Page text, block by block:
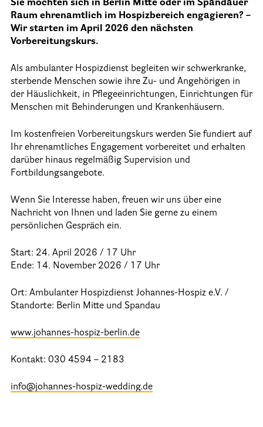
Informationen
Besondere Situationen
Betreuung Zuhause
Betreuung im stationären Hospiz
Kinder und Jugendliche
Betreuung im Krankenhaus
Patientenverfügung – Vorsorgevollmacht –
Flyer und Broschüren zum Download
Veranstaltungen
Berliner Hospizaktionen
Berliner Hospizforen
Aktion: Letzte Wünsche Wand
Ehrenamt
Sie möchten sich in Berlin Mitte oder im Spandauer
Raum ehrenamtlich im Hospizbereich engagieren? –
Wir starten im April 2026 den nächsten
Vorbereitungskurs.
Als ambulanter Hospizdienst begleiten wir schwerkranke,
sterbende Menschen sowie ihre Zu- und Angehörigen in
der Häuslichkeit, in Pflegeeinrichtungen, Einrichtungen für
Menschen mit Behinderungen und Krankenhäusern.
Im kostenfreien Vorbereitungskurs werden Sie fundiert auf
Ihr ehrenamtliches Engagement vorbereitet und erhalten
darüber hinaus regelmäßig Supervision und
Fortbildungsangebote.
Wenn Sie Interesse haben, freuen wir uns über eine
Nachricht von Ihnen und laden Sie gerne zu einem
persönlichen Gespräch ein.
Start: 24. April 2026 / 17 Uhr
Ende: 14. November 2026 / 17 Uhr
Ort: Ambulanter Hospizdienst Johannes-Hospiz e.V. /
Standorte: Berlin Mitte und Spandau
www.johannes-hospiz-berlin.de
Kontakt: 030 4594 – 2183
info@johannes-hospiz-wedding.de